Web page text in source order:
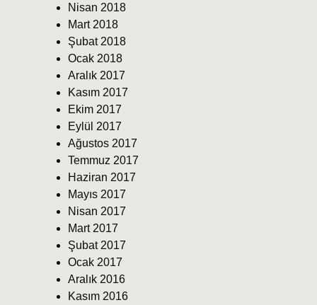
Nisan 2018
Mart 2018
Şubat 2018
Ocak 2018
Aralık 2017
Kasım 2017
Ekim 2017
Eylül 2017
Ağustos 2017
Temmuz 2017
Haziran 2017
Mayıs 2017
Nisan 2017
Mart 2017
Şubat 2017
Ocak 2017
Aralık 2016
Kasım 2016